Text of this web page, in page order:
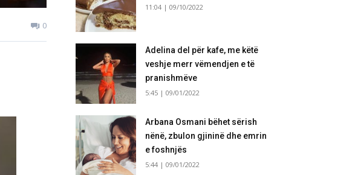
0
11:04 | 09/10/2022
Adelina del për kafe, me këtë
veshje merr vëmendjen e të
pranishmëve
5:45 | 09/01/2022
Arbana Osmani bëhet sërish
nënë, zbulon gjininë dhe emrin
e foshnjës
5:44 | 09/01/2022